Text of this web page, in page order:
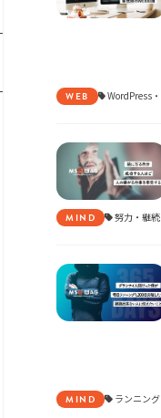
WEB WordPress
MIND 努力 継続
MIND ランニング